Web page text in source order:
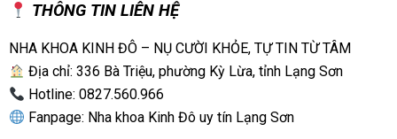
THÔNG TIN LIÊN HỆ
NHA KHOA KINH ĐÔ – NỤ CƯỜI KHỎE, TỰ TIN TỪ TÂM
Địa chỉ: 336 Bà Triệu, phường Kỳ Lừa, tỉnh Lạng Sơn
Hotline: 0827.560.966
Fanpage: Nha khoa Kinh Đô uy tín Lạng Sơn